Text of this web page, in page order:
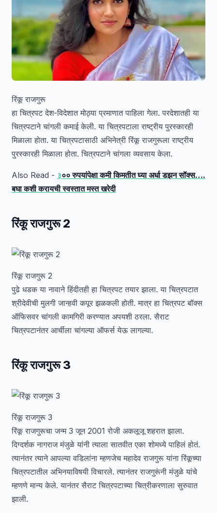
रिंकू राजगुरू
हा चित्रपट देश-विदेशात मोठ्या प्रमाणात पाहिला गेला. परदेशातही या
चित्रपटाने चांगली कमाई केली. या चित्रपटाला राष्ट्रीय पुरस्कारही
मिळाला होता. या चित्रपटासाठी अभिनेत्री रिंकू राजगुरूला राष्ट्रीय
पुरस्कारही मिळाला होता. चित्रपटाने चांगला व्यवसाय केला.
Also Read - ३०० रुपयांपेक्षा कमी किमतीत घ्या अर्धा डझन सॉक्स….
बघा कशी करायची स्वस्तात मस्त खरेदी
रिंकू राजगुरू 2
रिंकू राजगुरू 2
पुढे धडक या नावाने हिंदीतही हा चित्रपट तयार झाला. या चित्रपटात
श्रीदेवीची मुलगी जान्हवी कपूर झळकली होती. मात्र हा चित्रपट बॉक्स
ऑफिसवर चांगली कामगिरी करण्यात अपयशी ठरला. सैराट
चित्रपटानंतर आर्चीला चांगल्या ऑफर्स येऊ लागल्या.
रिंकू राजगुरू 3
रिंकू राजगुरू 3
रिंकू राजगुरूचा जन्म 3 जून 2001 रोजी अकलूजू शहरात झाला.
दिग्दर्शक नागराज मंजुळे यांनी त्याला सातवीत एका शोमध्ये पाहिलं होतं.
त्यानंतर त्याने आपल्या वडिलांना म्हणजेच महादेव राजगुरू यांना रिंकूच्या
चित्रपटातील अभिनयाविषयी विचारले. त्यानंतर राजगुरूंनी मंजुळे यांचे
म्हणणे मान्य केले. यानंतर सैराट चित्रपटाच्या चित्रीकरणाला सुरुवात
झाली.